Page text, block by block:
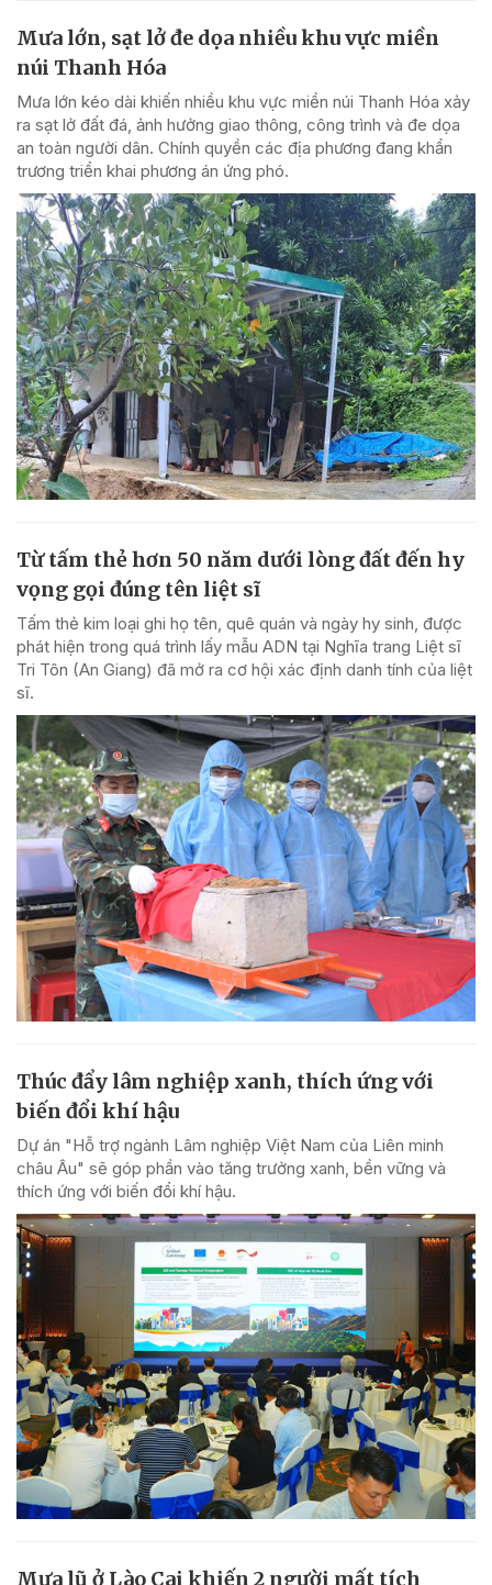
Mưa lớn, sạt lở đe dọa nhiều khu vực miền
núi Thanh Hóa
Mưa lớn kéo dài khiến nhiều khu vực miền núi Thanh Hóa xảy
ra sạt lở đất đá, ảnh hưởng giao thông, công trình và đe dọa
an toàn người dân. Chính quyền các địa phương đang khẩn
trương triển khai phương án ứng phó.
Từ tấm thẻ hơn 50 năm dưới lòng đất đến hy
vọng gọi đúng tên liệt sĩ
Tấm thẻ kim loại ghi họ tên, quê quán và ngày hy sinh, được
phát hiện trong quá trình lấy mẫu ADN tại Nghĩa trang Liệt sĩ
Tri Tôn (An Giang) đã mở ra cơ hội xác định danh tính của liệt
sĩ.
Thúc đẩy lâm nghiệp xanh, thích ứng với
biến đổi khí hậu
Dự án "Hỗ trợ ngành Lâm nghiệp Việt Nam của Liên minh
châu Âu" sẽ góp phần vào tăng trưởng xanh, bền vững và
thích ứng với biến đổi khí hậu.
Mưa lũ ở Lào Cai khiến 2 người mất tích